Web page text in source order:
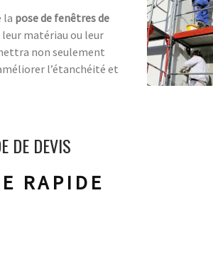
la pose de fenêtres de
matériau ou leur
non seulement
l’étanchéité et
DE DEVIS
RAPIDE